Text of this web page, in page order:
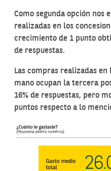
Como segunda opción nos
realizadas en los
crecimiento de 1 punto
de respuestas.
Las compras realizadas
mano ocupan la tercera
16% de respuestas, pero
puntos respecto a lo